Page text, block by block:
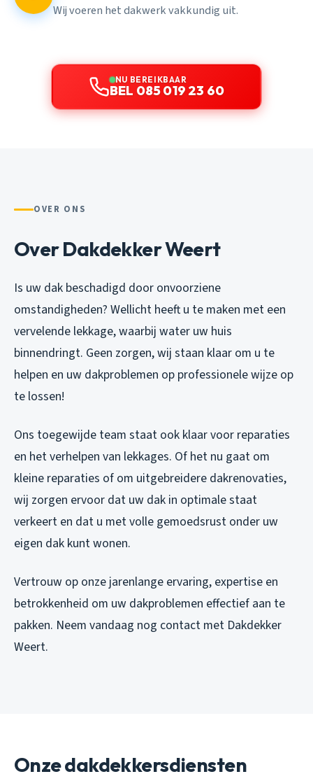
Wij voeren het dakwerk vakkundig uit.
NU BEREIKBAAR
BEL 085 019 23 60
OVER ONS
Over Dakdekker Weert
Is uw dak beschadigd door onvoorziene
omstandigheden? Wellicht heeft u te maken met een
vervelende lekkage, waarbij water uw huis
binnendringt. Geen zorgen, wij staan klaar om u te
helpen en uw dakproblemen op professionele wijze op
te lossen!
Ons toegewijde team staat ook klaar voor reparaties
en het verhelpen van lekkages. Of het nu gaat om
kleine reparaties of om uitgebreidere dakrenovaties,
wij zorgen ervoor dat uw dak in optimale staat
verkeert en dat u met volle gemoedsrust onder uw
eigen dak kunt wonen.
Vertrouw op onze jarenlange ervaring, expertise en
betrokkenheid om uw dakproblemen effectief aan te
pakken. Neem vandaag nog contact met Dakdekker
Weert.
Onze dakdekkersdiensten